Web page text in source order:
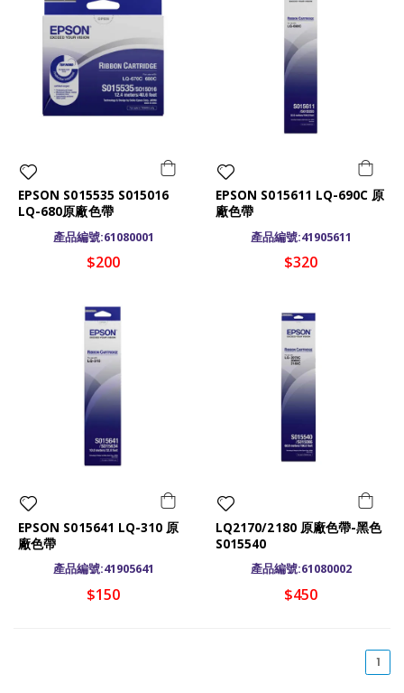
EPSON S015535 S015016
LQ-680原廠色帶
產品編號:61080001
$200
EPSON S015611 LQ-690C 原
廠色帶
產品編號:41905611
$320
EPSON S015641 LQ-310 原
廠色帶
產品編號:41905641
$150
LQ2170/2180 原廠色帶-黑色
S015540
產品編號:61080002
$450
1